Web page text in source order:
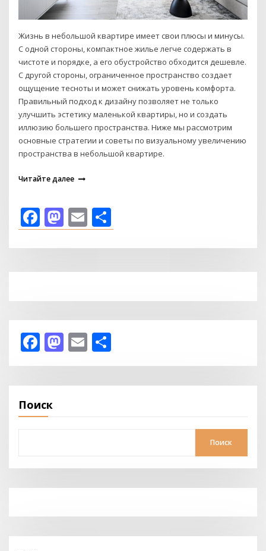
Жизнь в небольшой квартире имеет свои плюсы и минусы.
С одной стороны, компактное жилье легче содержать в
чистоте и порядке, а его обустройство обходится дешевле.
С другой стороны, ограниченное пространство создает
ощущение тесноты и может снижать уровень комфорта.
Правильный подход к дизайну позволяет не только
улучшить эстетику маленькой квартиры, но и создать
иллюзию большего пространства. Ниже мы рассмотрим
основные стратегии и советы по визуальному увеличению
пространства в небольшой квартире.
Читайте далее
Facebook
Mastodon
Email
Facebook
Mastodon
Email
Поиск
Поиск